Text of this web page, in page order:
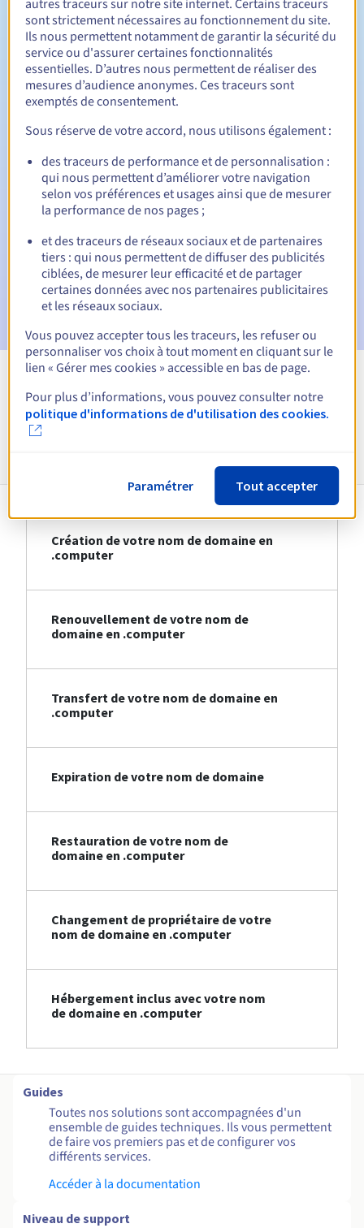
Durée de renouvellement Entre 1 et 10 ans
Période de rédemption
Notifications automatiques :
E-mails d'avertissement : 60, 30, 15, 7 et 3 jours avant la
date d'échéance
E-mail le jour de l'expirationpour notification de la
suspension du nom de domaine
E-mail après la période de grâce de rédemptionpour
notification de la suppression du nom de domaine
Voir toutes les extensions
Création de votre nom de domaine en
.computer
Renouvellement de votre nom de
domaine en .computer
Transfert de votre nom de domaine en
.computer
Expiration de votre nom de domaine
Restauration de votre nom de
domaine en .computer
Changement de propriétaire de votre
nom de domaine en .computer
Hébergement inclus avec votre nom
de domaine en .computer
Guides
Toutes nos solutions sont accompagnées d'un
ensemble de guides techniques. Ils vous permettent
de faire vos premiers pas et de configurer vos
différents services.
Accéder à la documentation
Niveau de support
autres traceurs sur notre site internet. Certains traceurs
sont strictement nécessaires au fonctionnement du site.
Ils nous permettent notamment de garantir la sécurité du
service ou d'assurer certaines fonctionnalités
essentielles. D’autres nous permettent de réaliser des
mesures d’audience anonymes. Ces traceurs sont
exemptés de consentement.
Sous réserve de votre accord, nous utilisons également :
des traceurs de performance et de personnalisation :
qui nous permettent d’améliorer votre navigation
selon vos préférences et usages ainsi que de mesurer
la performance de nos pages ;
et des traceurs de réseaux sociaux et de partenaires
tiers : qui nous permettent de diffuser des publicités
ciblées, de mesurer leur efficacité et de partager
certaines données avec nos partenaires publicitaires
et les réseaux sociaux.
Vous pouvez accepter tous les traceurs, les refuser ou
personnaliser vos choix à tout moment en cliquant sur le
lien « Gérer mes cookies » accessible en bas de page.
Pour plus d’informations, vous pouvez consulter notre
politique d'informations de d'utilisation des cookies.
Paramétrer Tout accepter